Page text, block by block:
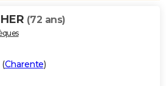
(72 ans)
(Charente)